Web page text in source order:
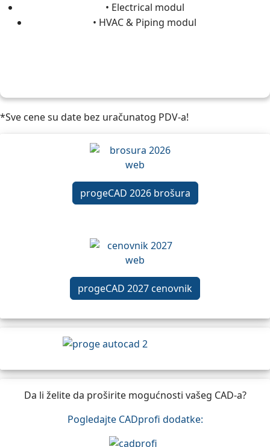
• Electrical modul
• HVAC & Piping modul
*Sve cene su date bez uračunatog PDV-a!
progeCAD 2026 brošura
progeCAD 2027 cenovnik
Da li želite da proširite mogućnosti vašeg CAD-a?
Pogledajte CADprofi dodatke: